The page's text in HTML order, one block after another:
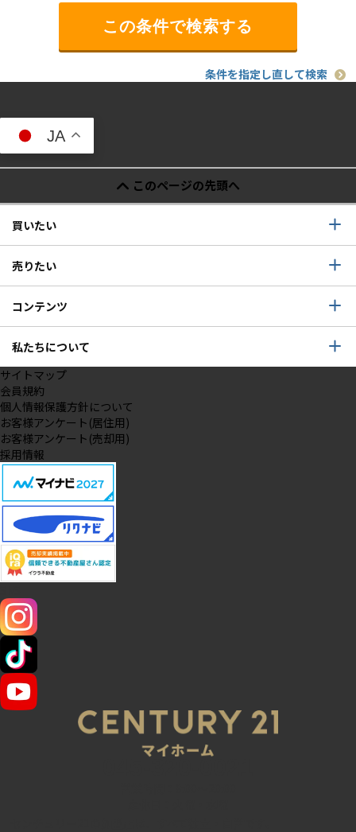
条件を指定し直して検索
JA
このページの先頭へ
買いたい
売りたい
コンテンツ
私たちについて
サイトマップ
会員規約
個人情報保護方針について
お客様アンケート(居住用)
お客様アンケート(売却用)
採用情報